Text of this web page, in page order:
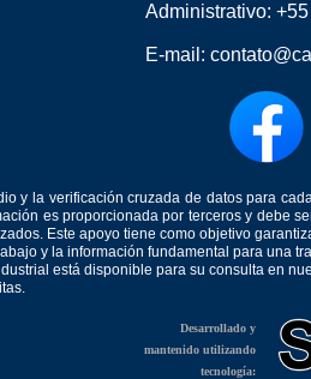
Administrativo:
E-mail:
y la verificación cruzada de datos para
es proporcionada por terceros y debe
Este apoyo tiene como objetivo
y la información fundamental para una
está disponible para su consulta en
Desarrollado y
mantenido utilizando
tecnología: